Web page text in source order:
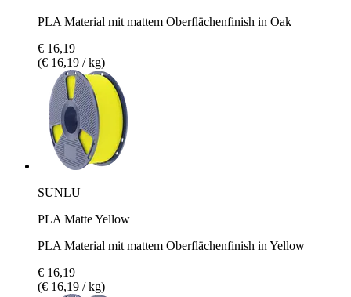
PLA Material mit mattem Oberflächenfinish in Oak
€ 16,19
(€ 16,19 / kg)
SUNLU
PLA Matte Yellow
PLA Material mit mattem Oberflächenfinish in Yellow
€ 16,19
(€ 16,19 / kg)